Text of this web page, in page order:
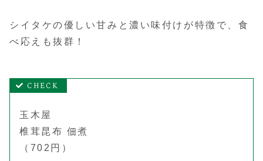
シイタケの優しい甘みと濃い味付けが特徴で、食
べ応えも抜群！
玉木屋
椎茸昆布 佃煮
（702円）